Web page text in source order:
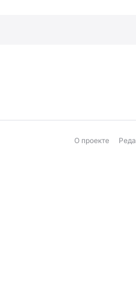
О проекте